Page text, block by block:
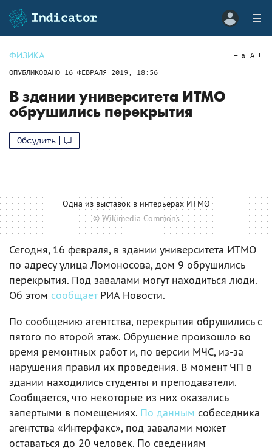
ФИЗИКА
ОПУБЛИКОВАНО 16 ФЕВРАЛЯ 2019, 18:56
a A
В здании университета ИТМО
обрушились перекрытия
Обсудить
Одна из выставок в интерьерах ИТМО
© Wikimedia Commons
Сегодня, 16 февраля, в здании университета ИТМО
по адресу улица Ломоносова, дом 9 обрушились
перекрытия. Под завалами могут находиться люди.
Об этом сообщаетРИА Новости.
По сообщению агентства, перекрытия обрушились с
пятого по второй этаж. Обрушение произошло во
время ремонтных работ и, по версии МЧС, из-за
нарушения правил их проведения. В момент ЧП в
здании находились студенты и преподаватели.
Сообщается, что некоторые из них оказались
запертыми в помещениях. По данным собеседника
агентства «Интерфакс», под завалами может
оставаться до 20 человек. По сведениям